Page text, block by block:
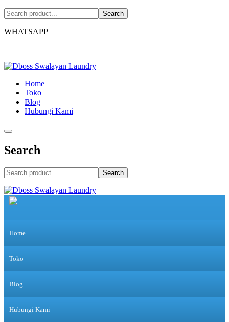
Search
WHATSAPP
Home
Toko
Blog
Hubungi Kami
Search
Search
Home
Toko
Blog
Hubungi Kami